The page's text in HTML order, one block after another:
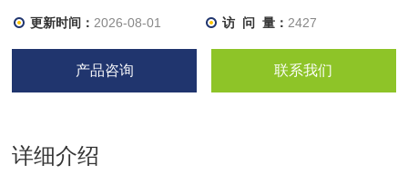
更新时间： 2026-08-01 访 问 量： 2427
产品咨询 联系我们
详细介绍